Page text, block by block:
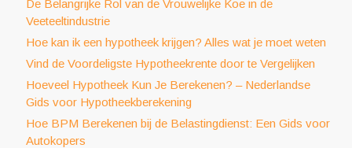
De Belangrijke Rol van de Vrouwelijke Koe in de
Veeteeltindustrie
Hoe kan ik een hypotheek krijgen? Alles wat je moet weten
Vind de Voordeligste Hypotheekrente door te Vergelijken
Hoeveel Hypotheek Kun Je Berekenen? – Nederlandse
Gids voor Hypotheekberekening
Hoe BPM Berekenen bij de Belastingdienst: Een Gids voor
Autokopers